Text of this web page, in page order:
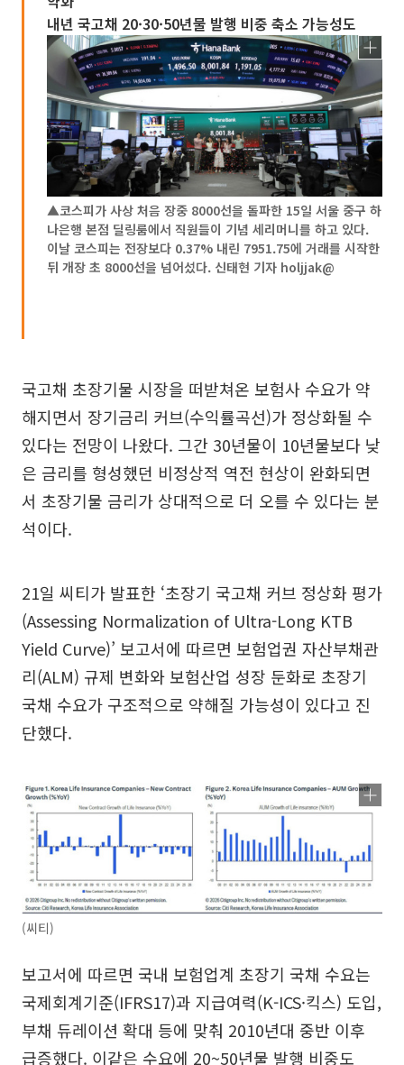
내년 국고채 20·30·50년물 발행 비중 축소 가능성도
▲코스피가 사상 처음 장중 8000선을 돌파한 15일 서울 중구 하
나은행 본점 딜링룸에서 직원들이 기념 세리머니를 하고 있다.
이날 코스피는 전장보다 0.37% 내린 7951.75에 거래를 시작한
뒤 개장 초 8000선을 넘어섰다. 신태현 기자 holjjak@
국고채 초장기물 시장을 떠받쳐온 보험사 수요가 약
해지면서 장기금리 커브(수익률곡선)가 정상화될 수
있다는 전망이 나왔다. 그간 30년물이 10년물보다 낮
은 금리를 형성했던 비정상적 역전 현상이 완화되면
서 초장기물 금리가 상대적으로 더 오를 수 있다는 분
석이다.
21일 씨티가 발표한 ‘초장기 국고채 커브 정상화 평가
(Assessing Normalization of Ultra-Long KTB
Yield Curve)’ 보고서에 따르면 보험업권 자산부채관
리(ALM) 규제 변화와 보험산업 성장 둔화로 초장기
국채 수요가 구조적으로 약해질 가능성이 있다고 진
단했다.
(씨티)
보고서에 따르면 국내 보험업계 초장기 국채 수요는
국제회계기준(IFRS17)과 지급여력(K-ICS·킥스) 도입,
부채 듀레이션 확대 등에 맞춰 2010년대 중반 이후
급증했다. 이같은 수요에 20~50년물 발행 비중도